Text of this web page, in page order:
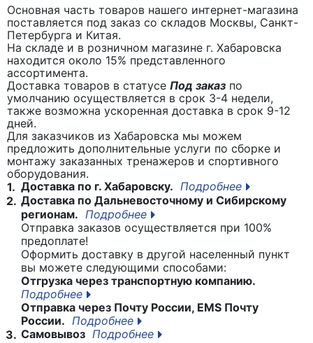
Основная часть товаров нашего интернет-магазина
поставляется под заказ со складов Москвы, Санкт-
Петербурга и Китая.
На складе и в розничном магазине г. Хабаровска
находится около 15% представленного
ассортимента.
Доставка товаров в статусе Под заказ по
умолчанию осуществляется в срок 3-4 недели,
также возможна ускоренная доставка в срок 9-12
дней.
Для заказчиков из Хабаровска мы можем
предложить дополнительные услуги по сборке и
монтажу заказанных тренажеров и спортивного
оборудования.
1. Доставка по г. Хабаровску. Подробнее
2. Доставка по Дальневосточному и Сибирскому
регионам. Подробнее
Отправка заказов осуществляется при 100%
предоплате!
Оформить доставку в другой населенный пункт
вы можете следующими способами:
Отгрузка через транспортную компанию.
Подробнее
Отправка через Почту России, EMS Почту
России. Подробнее
3. Самовывоз Подробнее